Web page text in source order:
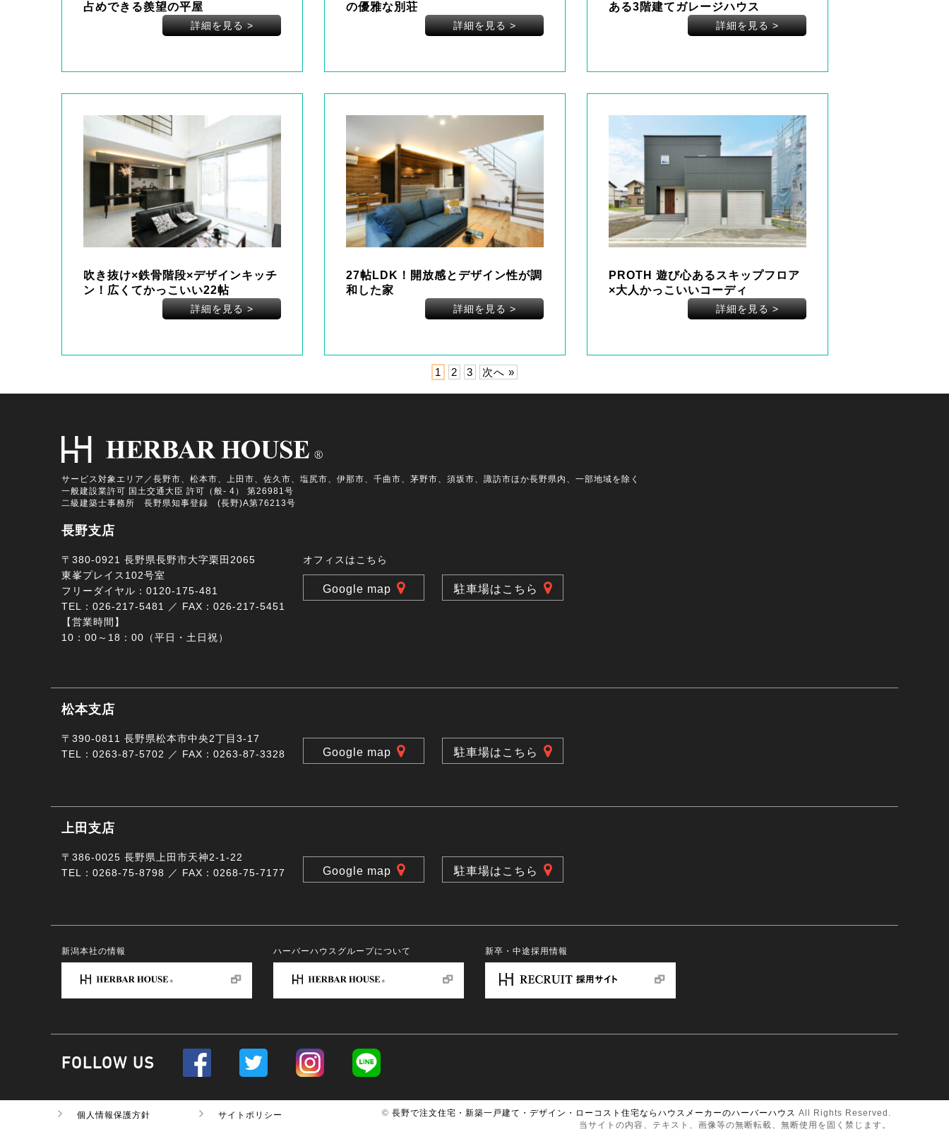
占めできる羨望の平屋
詳細を見る>
の優雅な別荘
詳細を見る>
ある3階建てガレージハウス
詳細を見る>
吹き抜け×鉄骨階段×デザインキッチ
ン！広くてかっこいい22帖
詳細を見る>
27帖LDK！開放感とデザイン性が調
和した家
詳細を見る>
PROTH 遊び心あるスキップフロア
×大人かっこいいコーディ
詳細を見る>
1 2 3 次へ »
サービス対象エリア／長野市、松本市、上田市、佐久市、塩尻市、伊那市、千曲市、茅野市、須坂市、諏訪市ほか長野県内、一部地域を除く
一般建設業許可 国土交通大臣 許可（般- 4） 第26981号
二級建築士事務所 長野県知事登録 (長野)A第76213号
長野支店
〒380-0921 長野県長野市大字栗田2065
東峯プレイス102号室
フリーダイヤル：0120-175-481
TEL：026-217-5481 ／ FAX：026-217-5451
【営業時間】
10：00～18：00（平日・土日祝）
オフィスはこちら
Google map 駐車場はこちら
松本支店
〒390-0811 長野県松本市中央2丁目3-17
TEL：0263-87-5702 ／ FAX：0263-87-3328
Google map 駐車場はこちら
上田支店
〒386-0025 長野県上田市天神2-1-22
TEL：0268-75-8798 ／ FAX：0268-75-7177
Google map 駐車場はこちら
新潟本社の情報 ハーバーハウスグループについて 新卒・中途採用情報
FOLLOW US
個人情報保護方針 サイトポリシー © 長野で注文住宅・新築一戸建て・デザイン・ローコスト住宅ならハウスメーカーのハーバーハウス All Rights Reserved.
当サイトの内容、テキスト、画像等の無断転載、無断使用を固く禁じます。